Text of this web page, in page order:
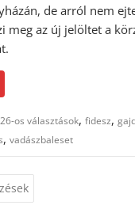
de arról nem
meg az új jelöltet a
os választások,fidesz,
,vadászbaleset